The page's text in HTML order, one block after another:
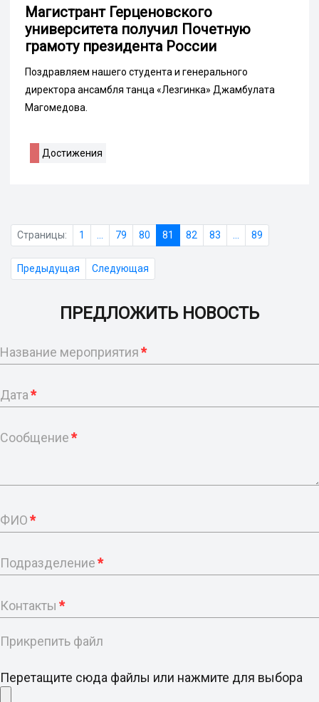
Магистрант Герценовского
университета получил Почетную
грамоту президента России
Поздравляем нашего студента и генерального
директора ансамбля танца «Лезгинка» Джамбулата
Магомедова.
Достижения
Страницы: 1 79 80 81 82 83 89
Предыдущая Следующая
ПРЕДЛОЖИТЬ НОВОСТЬ
Название мероприятия*
Дата*
Сообщение*
ФИО*
Подразделение*
Контакты *
Прикрепить файл
Перетащите сюда файлы или нажмите для выбора